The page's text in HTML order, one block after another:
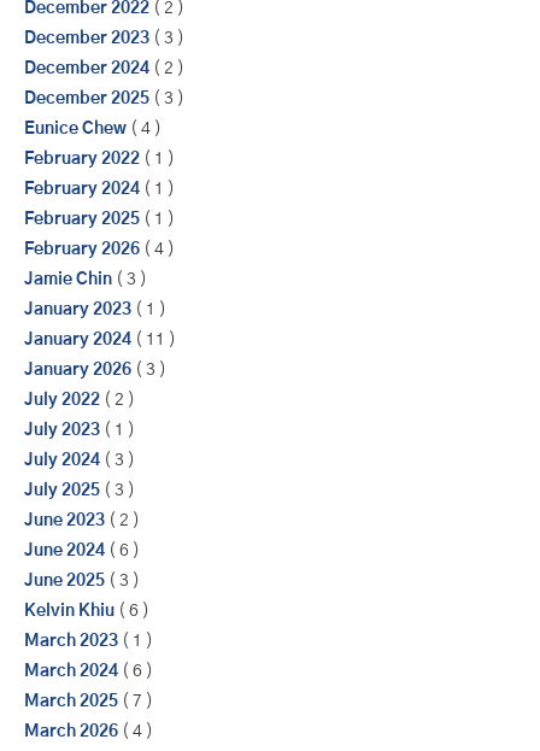
December 2022 ( 2 )
December 2023 ( 3 )
December 2024 ( 2 )
December 2025 ( 3 )
Eunice Chew ( 4 )
February 2022 ( 1 )
February 2024 ( 1 )
February 2025 ( 1 )
February 2026 ( 4 )
Jamie Chin ( 3 )
January 2023 ( 1 )
January 2024 ( 11 )
January 2026 ( 3 )
July 2022 ( 2 )
July 2023 ( 1 )
July 2024 ( 3 )
July 2025 ( 3 )
June 2023 ( 2 )
June 2024 ( 6 )
June 2025 ( 3 )
Kelvin Khiu ( 6 )
March 2023 ( 1 )
March 2024 ( 6 )
March 2025 ( 7 )
March 2026 ( 4 )